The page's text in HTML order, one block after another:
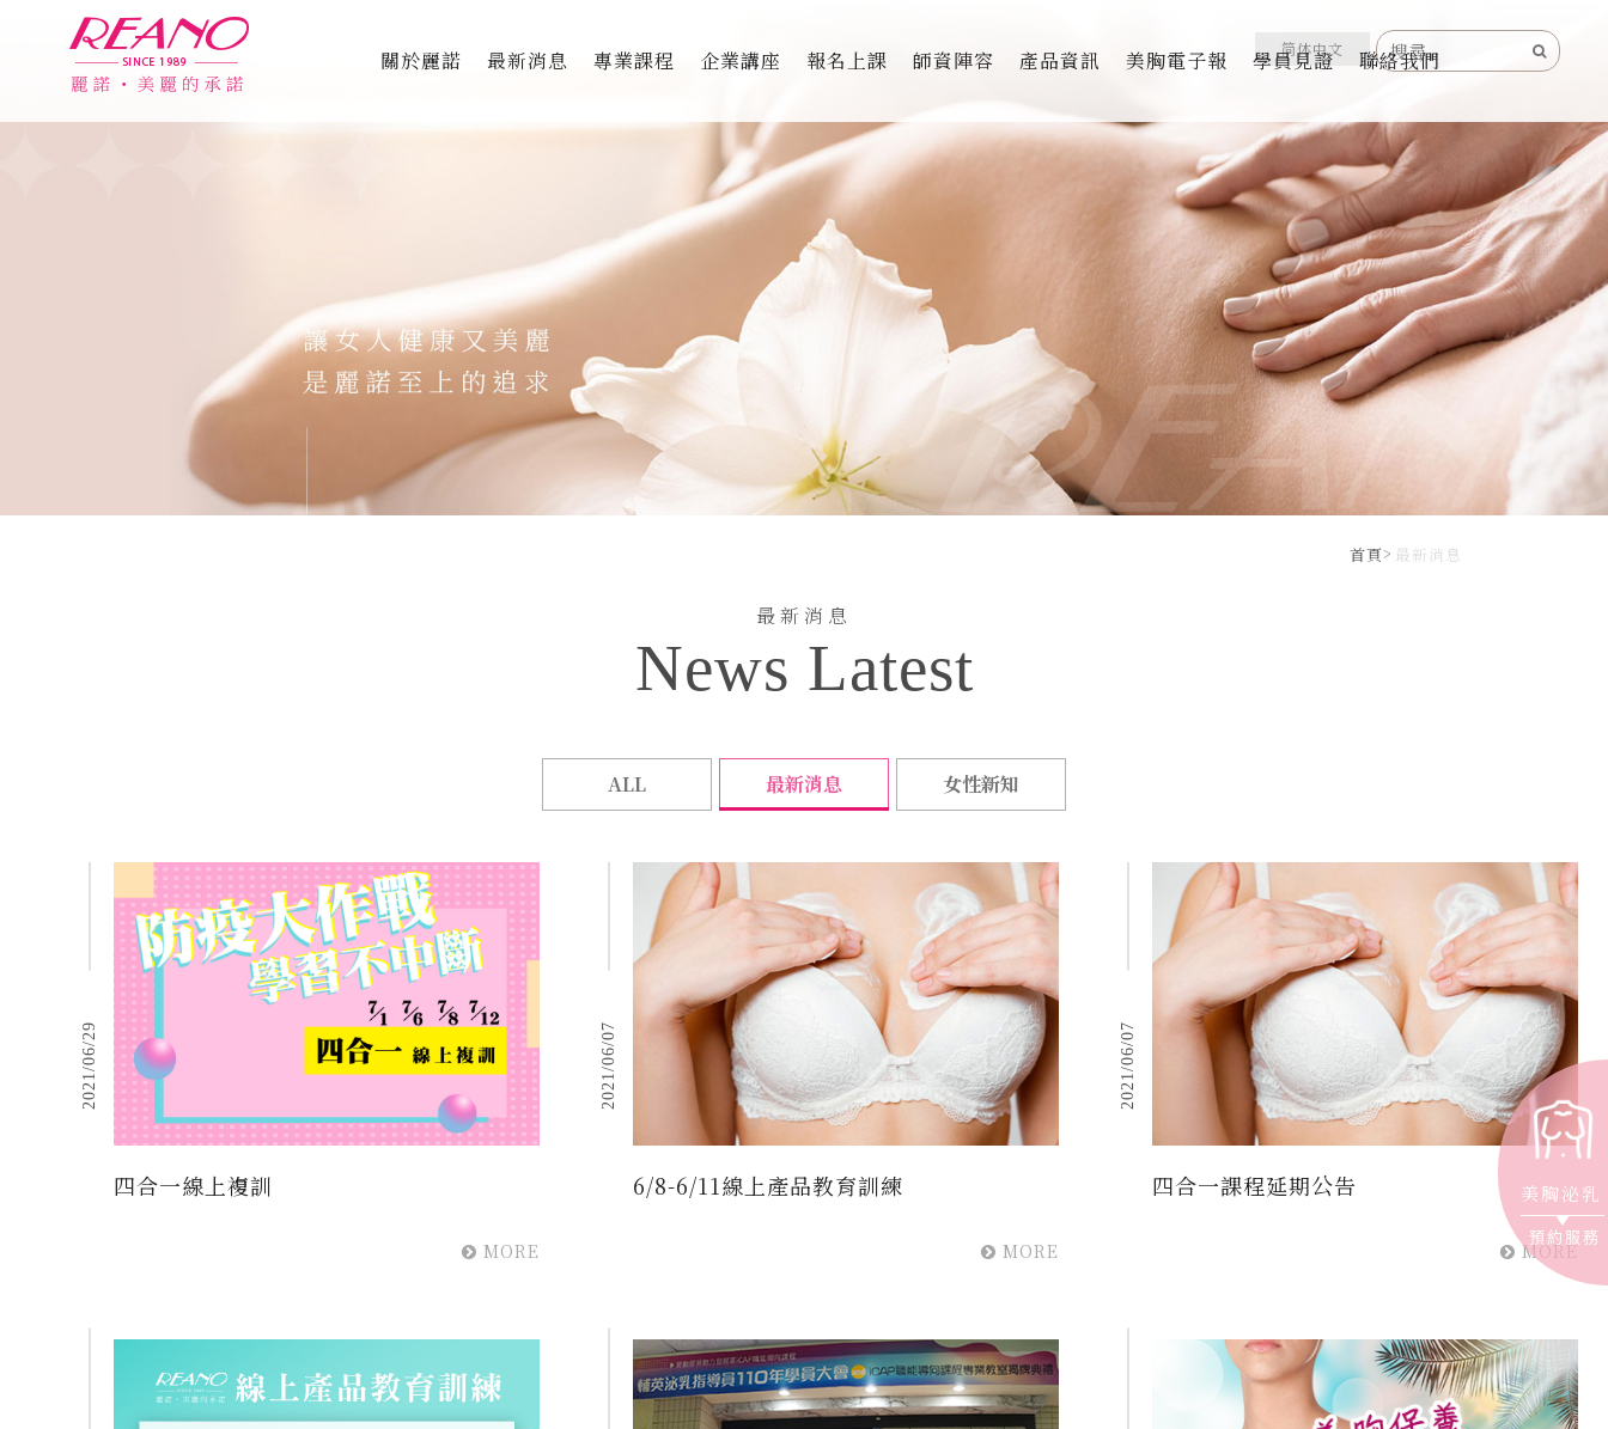
简体中文
關於麗諾 最新消息 專業課程
美胸專職技術國際認證班
美胸顧問微型創業培訓班
美胸顧問全能認證培訓班
企業講座 報名上課 師資陣容 產品資訊
獨家儀器
芳療精油
私密處保養
撫紋保養
美麗工坊軟膜世家
DF&II晶鑽極緻
美胸電子報 學員見證 聯絡我們
最新消息
News Latest
首頁 最新消息
ALL 最新消息 女性新知
2021/06/29
四合一線上複訓
MORE
2021/06/07
6/8-6/11線上產品教育訓練
MORE
2021/06/07
四合一課程延期公告
MORE
美胸泌乳
預約服務